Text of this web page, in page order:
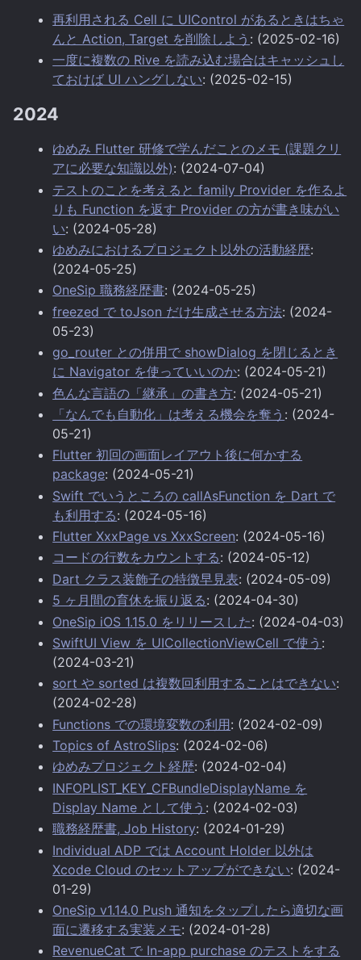
再利用される Cell に UIControl があるときはちゃ
んと Action, Target を削除しよう : (2025-02-16)
一度に複数の Rive を読み込む場合はキャッシュし
ておけば UI ハングしない: (2025-02-15)
2024
ゆめみ Flutter 研修で学んだことのメモ (課題クリ
アに必要な知識以外): (2024-07-04)
テストのことを考えると family Provider を作るよ
りも Function を返す Provider の方が書き味がい
い: (2024-05-28)
ゆめみにおけるプロジェクト以外の活動経歴:
(2024-05-25)
OneSip 職務経歴書: (2024-05-25)
freezed で toJson だけ生成させる方法: (2024-
05-23)
go_router との併用で showDialog を閉じるとき
に Navigator を使っていいのか: (2024-05-21)
色んな言語の「継承」の書き方: (2024-05-21)
「なんでも自動化」は考える機会を奪う : (2024-
05-21)
Flutter 初回の画面レイアウト後に何かする
package: (2024-05-21)
Swift でいうところの callAsFunction を Dart で
も利用する: (2024-05-16)
Flutter XxxPage vs XxxScreen: (2024-05-16)
コードの行数をカウントする: (2024-05-12)
Dart クラス装飾子の特徴早見表: (2024-05-09)
5 ヶ月間の育休を振り返る: (2024-04-30)
OneSip iOS 1.15.0 をリリースした: (2024-04-03)
SwiftUI View を UICollectionViewCell で使う :
(2024-03-21)
sort や sorted は複数回利用することはできない:
(2024-02-28)
Functions での環境変数の利用: (2024-02-09)
Topics of AstroSlips: (2024-02-06)
ゆめみプロジェクト経歴: (2024-02-04)
INFOPLIST_KEY_CFBundleDisplayName を
Display Name として使う : (2024-02-03)
職務経歴書, Job History: (2024-01-29)
Individual ADP では Account Holder 以外は
Xcode Cloud のセットアップができない: (2024-
01-29)
OneSip v1.14.0 Push 通知をタップしたら適切な画
面に遷移する実装メモ: (2024-01-28)
RevenueCat で In-app purchase のテストをする